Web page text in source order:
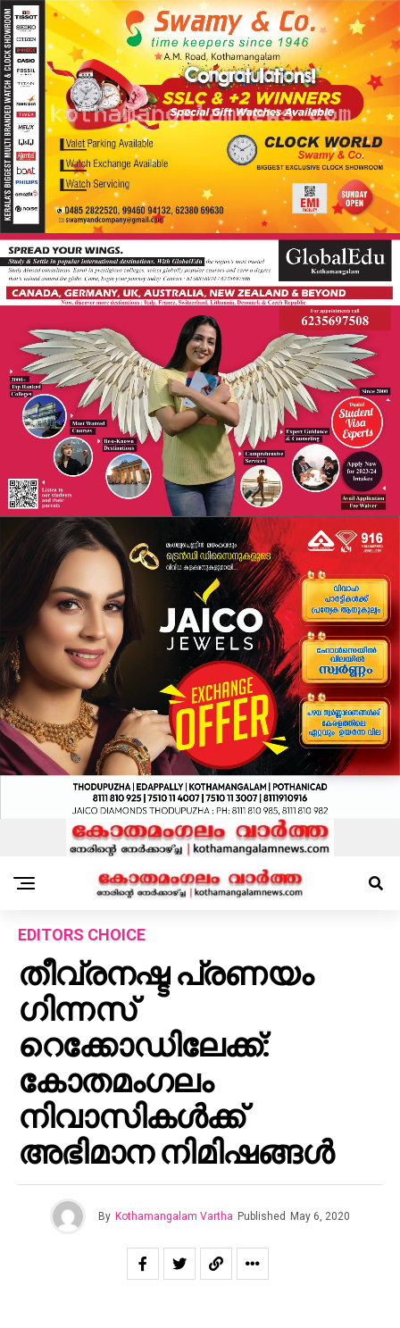
EDITORS CHOICE
തീവ്രനഷ്ട പ്രണയം
ഗിന്നസ്
റെക്കോഡിലേക്ക്:
കോതമംഗലം
നിവാസികൾക്ക്
അഭിമാന നിമിഷങ്ങൾ
By Kothamangalam Vartha Published May 6, 2020